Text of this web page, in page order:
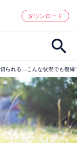
ダウンロード
られる…こんな状況でも復縁